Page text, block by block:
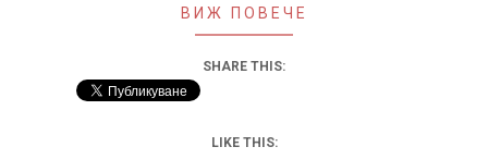
ВИЖ ПОВЕЧЕ
SHARE THIS:
LIKE THIS: